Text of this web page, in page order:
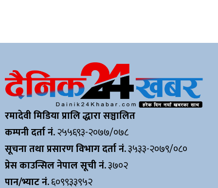
रमादेवी मिडिया प्रालि द्धारा सञ्चालित
कम्पनी दर्ता नं.२५५६९३-२०७७/०७८
सूचना तथा प्रसारण विभाग दर्ता नं.३५३३-२०७९/०८०
प्रेस काउन्सिल नेपाल सूची नं.३७०२
पान/भ्याट नं.६०९९३३९५२